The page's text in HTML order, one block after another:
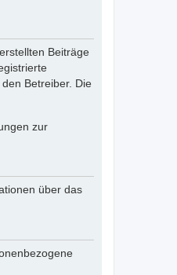
Beiträge
Betreiber. Die
zur
über das